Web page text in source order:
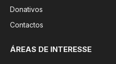
Donativos
Contactos
ÁREAS DE INTERESSE